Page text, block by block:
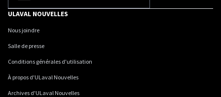
ULAVAL NOUVELLES
Nous joindre
Salle de presse
Conditions générales d'utilisation
À propos d'ULaval Nouvelles
Archives d'ULaval Nouvelles